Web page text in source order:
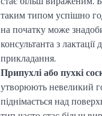
таким типом успішно
на початку може
консультанта з
прикладання.
Припухлі або пухкі
утворюють невеликий
піднімається над